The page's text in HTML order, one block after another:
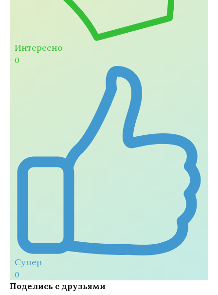
Интересно
0
Супер
0
Поделись с друзьями